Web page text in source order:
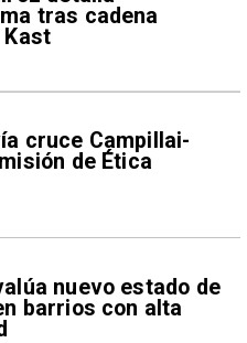
tras cadena
Kast
cruce Campillai-
de Ética
nuevo estado de
barrios con alta